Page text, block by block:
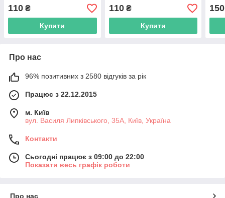
110 ₴
Купити
110₴
Купити
150
Про нас
96% позитивних з 2580 відгуків за рік
Працює з 22.12.2015
м. Київ
вул. Василя Липківського, 35А, Київ, Україна
Контакти
Сьогодні працює з 09:00 до 22:00
Показати весь графік роботи
Про нас